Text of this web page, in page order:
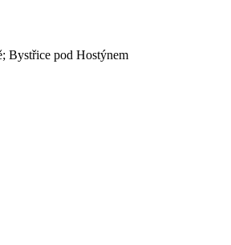
Bystřice pod Hostýnem